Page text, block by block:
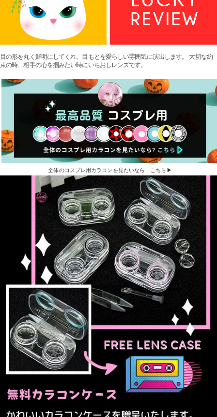
目の形を丸く鮮明にしてくれ、目もとを愛らしい雰囲気に演出します。 大切な約
束の時、相手の心を掴みたい時にいちおしレンズです。
全体のコスプレ用カラコンを見たいなら こちら▶